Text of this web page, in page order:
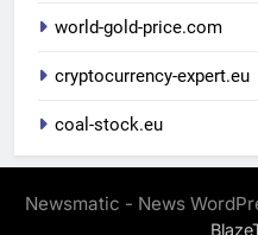
world-gold-price.com
cryptocurrency-expert.eu
coal-stock.eu
Newsmatic - News